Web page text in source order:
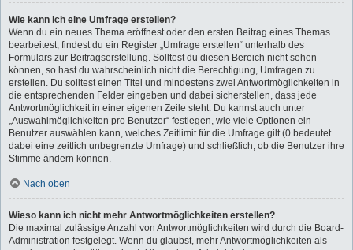
Wie kann ich eine Umfrage erstellen?
Wenn du ein neues Thema eröffnest oder den ersten Beitrag eines Themas
bearbeitest, findest du ein Register „Umfrage erstellen“ unterhalb des
Formulars zur Beitragserstellung. Solltest du diesen Bereich nicht sehen
können, so hast du wahrscheinlich nicht die Berechtigung, Umfragen zu
erstellen. Du solltest einen Titel und mindestens zwei Antwortmöglichkeiten in
die entsprechenden Felder eingeben und dabei sicherstellen, dass jede
Antwortmöglichkeit in einer eigenen Zeile steht. Du kannst auch unter
„Auswahlmöglichkeiten pro Benutzer“ festlegen, wie viele Optionen ein
Benutzer auswählen kann, welches Zeitlimit für die Umfrage gilt (0 bedeutet
dabei eine zeitlich unbegrenzte Umfrage) und schließlich, ob die Benutzer ihre
Stimme ändern können.
Nach oben
Wieso kann ich nicht mehr Antwortmöglichkeiten erstellen?
Die maximal zulässige Anzahl von Antwortmöglichkeiten wird durch die Board-
Administration festgelegt. Wenn du glaubst, mehr Antwortmöglichkeiten als